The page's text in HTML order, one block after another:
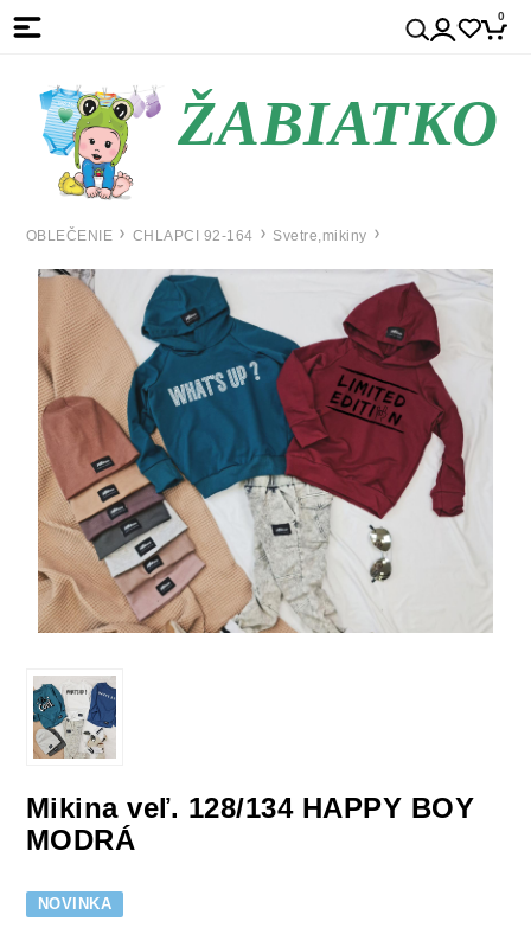
0
ŽABIATKO
OBLEČENIE CHLAPCI 92-164 Svetre,mikiny
Mikina veľ. 128/134 HAPPY BOY
MODRÁ
NOVINKA